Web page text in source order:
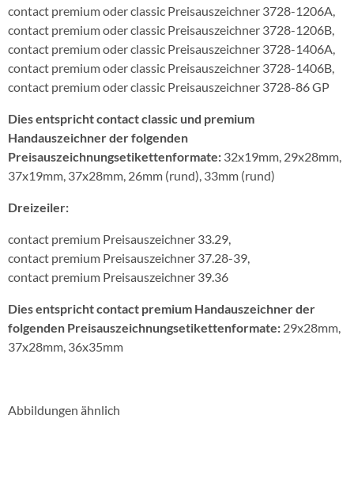
contact premium oder classic Preisauszeichner 3728-1206A,
contact premium oder classic Preisauszeichner 3728-1206B,
contact premium oder classic Preisauszeichner 3728-1406A,
contact premium oder classic Preisauszeichner 3728-1406B,
contact premium oder classic Preisauszeichner 3728-86 GP
Dies entspricht contact classic und premium
Handauszeichner der folgenden
Preisauszeichnungsetikettenformate: 32x19mm, 29x28mm,
37x19mm, 37x28mm, 26mm (rund), 33mm (rund)
Dreizeiler:
contact premium Preisauszeichner 33.29,
contact premium Preisauszeichner 37.28-39,
contact premium Preisauszeichner 39.36
Dies entspricht contact premium Handauszeichner der
folgenden Preisauszeichnungsetikettenformate: 29x28mm,
37x28mm, 36x35mm
Abbildungen ähnlich